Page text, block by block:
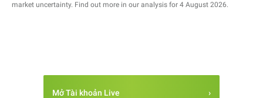
market uncertainty. Find out more in our analysis for 4 August 2026.
Mở Tài khoản Live